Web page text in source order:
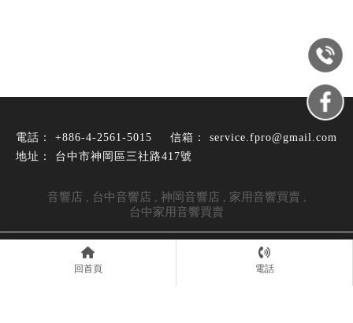
回首頁 電話
+886-4-2561-5015
service.fpro@gmail.com
台中市神岡區三社路417號
音響店 台中音響店 神岡音響店
家用音響買賣
台中家用音響買賣
Designed by Copyright © 2026..